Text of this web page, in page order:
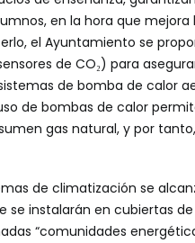
en la hora que
el Ayuntamiento se
de CO₂) para
de bomba de calor
de bombas de calor
gas natural, y por
de climatización se
se instalarán en cubiertas
“comunidades